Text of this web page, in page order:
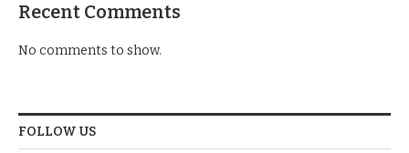
Recent Comments
No comments to show.
FOLLOW US